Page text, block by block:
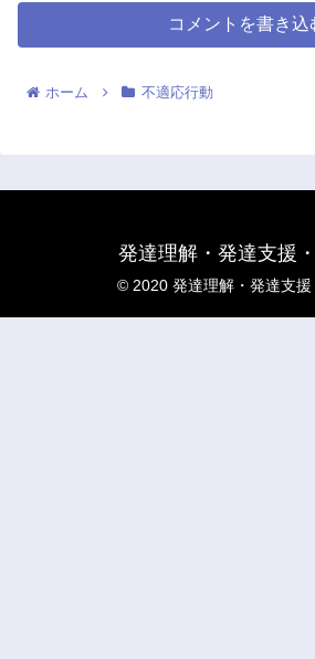
コメントを書き込
ホーム 不適応行動
発達理解・発達支援
© 2020 発達理解・発達支援